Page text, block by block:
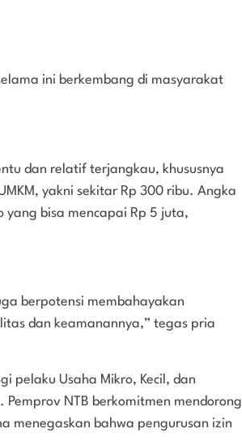
ini berkembang di masyarakat
dan relatif terjangkau, khususnya
yakni sekitar Rp 300 ribu. Angka
yang bisa mencapai Rp 5 juta,
berpotensi membahayakan
dan keamanannya,” tegas pria
pelaku Usaha Mikro, Kecil, dan
NTB berkomitmen mendorong
menegaskan bahwa pengurusan izin